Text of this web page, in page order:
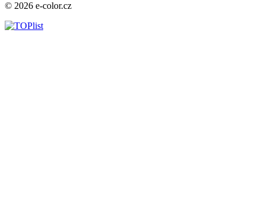
© 2026 e-color.cz